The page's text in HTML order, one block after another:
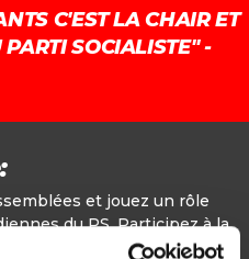
C'EST LA CHAIR ET
SOCIALISTE" -
et jouez un rôle
du PS. Participez à la